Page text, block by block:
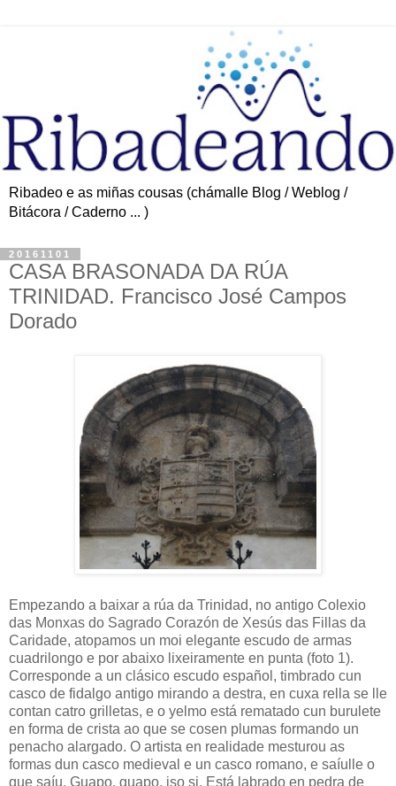
Ribadeo e as miñas cousas (chámalle Blog / Weblog /
Bitácora / Caderno ... )
20161101
CASA BRASONADA DA RÚA
TRINIDAD. Francisco José Campos
Dorado
Empezando a baixar a rúa da Trinidad, no antigo Colexio
das Monxas do Sagrado Corazón de Xesús das Fillas da
Caridade, atopamos un moi elegante escudo de armas
cuadrilongo e por abaixo lixeiramente en punta (foto 1).
Corresponde a un clásico escudo español, timbrado cun
casco de fidalgo antigo mirando a destra, en cuxa rella se lle
contan catro grilletas, e o yelmo está rematado cun burulete
en forma de crista ao que se cosen plumas formando un
penacho alargado. O artista en realidade mesturou as
formas dun casco medieval e un casco romano, e saíulle o
que saíu. Guapo, guapo, iso si. Está labrado en pedra de